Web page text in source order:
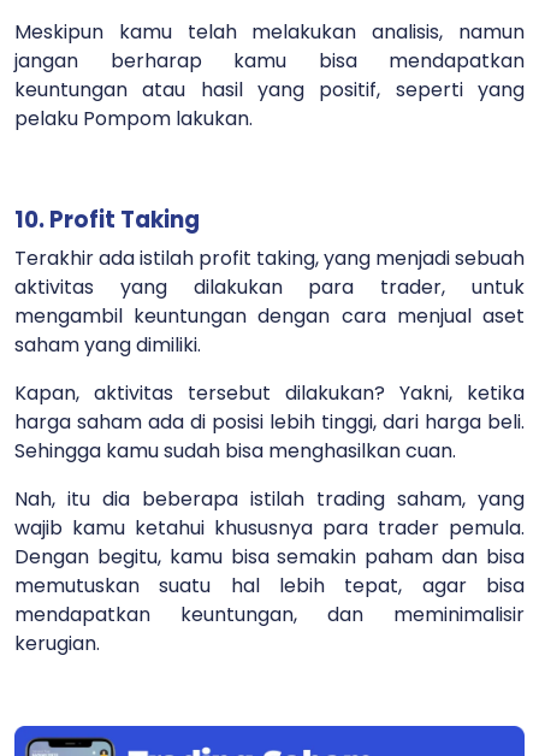
Meskipun kamu telah melakukan analisis, namun
jangan berharap kamu bisa mendapatkan
keuntungan atau hasil yang positif, seperti yang
pelaku Pompom lakukan.
10. Profit Taking
Terakhir ada istilah profit taking, yang menjadi sebuah
aktivitas yang dilakukan para trader, untuk
mengambil keuntungan dengan cara menjual aset
saham yang dimiliki.
Kapan, aktivitas tersebut dilakukan? Yakni, ketika
harga saham ada di posisi lebih tinggi, dari harga beli.
Sehingga kamu sudah bisa menghasilkan cuan.
Nah, itu dia beberapa istilah trading saham, yang
wajib kamu ketahui khususnya para trader pemula.
Dengan begitu, kamu bisa semakin paham dan bisa
memutuskan suatu hal lebih tepat, agar bisa
mendapatkan keuntungan, dan meminimalisir
kerugian.